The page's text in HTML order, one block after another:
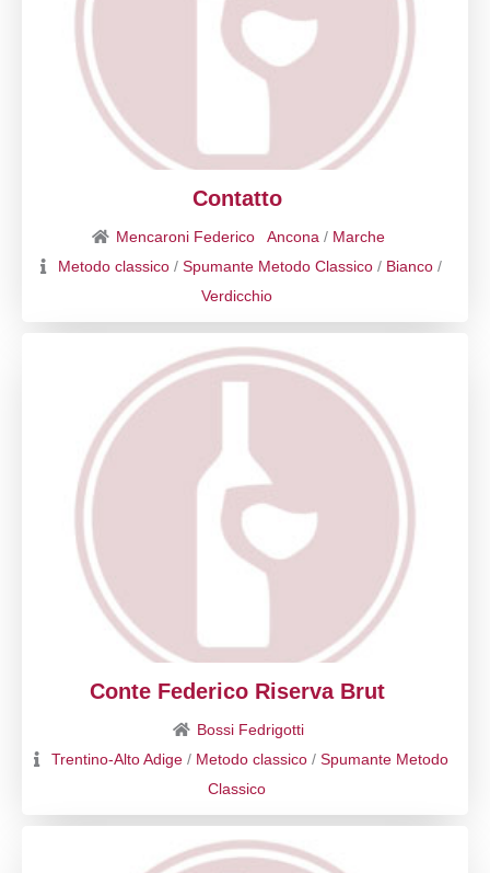
Contatto
Mencaroni Federico Ancona / Marche
Metodo classico / Spumante Metodo Classico / Bianco /
Verdicchio
Conte Federico Riserva Brut
Bossi Fedrigotti
Trentino-Alto Adige / Metodo classico / Spumante Metodo
Classico